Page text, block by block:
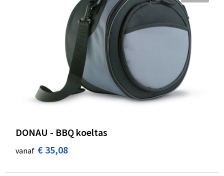
DONAU - BBQ koeltas
vanaf € 35,08